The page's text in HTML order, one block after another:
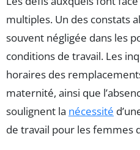
multiples. Un des constats
souvent négligée dans les
conditions de travail. Les
horaires des
maternité, ainsi que
soulignent la nécessité
de travail pour les femmes